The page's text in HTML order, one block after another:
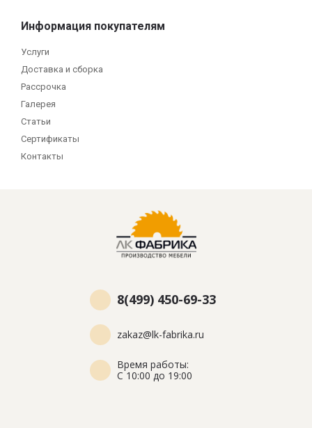
Информация покупателям
Услуги
Доставка и сборка
Рассрочка
Галерея
Статьи
Сертификаты
Контакты
8(499) 450-69-33
zakaz@lk-fabrika.ru
Время работы:
С 10:00 до 19:00